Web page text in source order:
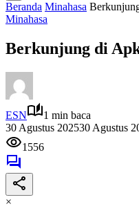
Beranda Minahasa
Minahasa
Berkunjung di
ESN
1 min baca
30 Agustus 202530 Agustus
1556
×